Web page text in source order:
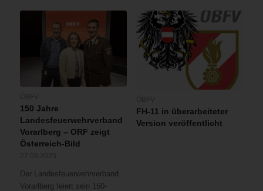
150 Jahre
Landesfeuerwehrverband
Vorarlberg – ORF zeigt
Österreich-Bild
Der Landesfeuerwehrverband
Vorarlberg feiert sein 150-
FH-11 in überarbeiteter
Version veröffentlicht